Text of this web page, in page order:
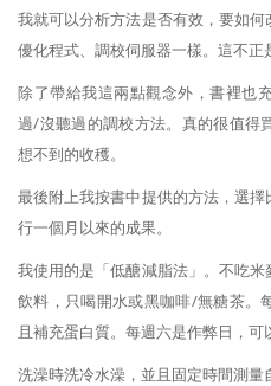
我就可以分析方法是否有效，要如
優化程式、調校伺服器一樣。這不正
除了帶給我這兩點觀念外，書裡也
過/沒聽過的調校方法。真的很值得
想不到的收穫。
最後附上我按書中提供的方法，選
行一個月以來的成果。
我使用的是「低醣減脂法」。不吃
飲料，只喝開水或黑咖啡/無糖茶。
且補充蛋白質。每週六是作弊日，可
洗澡時洗冷水澡，並且固定時間測量